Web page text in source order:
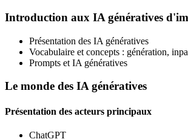
Introduction aux IA génératives
Présentation des IA génératives
Vocabulaire et concepts : génération,
Prompts et IA génératives
Le monde des IA génératives
Présentation des acteurs principaux
ChatGPT